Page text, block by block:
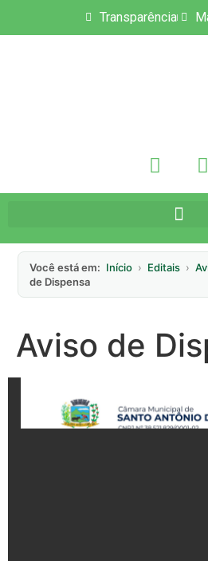
Transparência
Você está em: Início › Editais ›
de Dispensa
Aviso de